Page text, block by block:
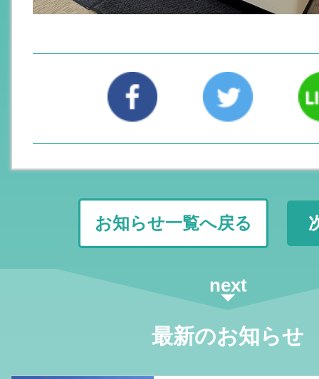
お知らせ一覧へ戻る
next
最新のお知らせ